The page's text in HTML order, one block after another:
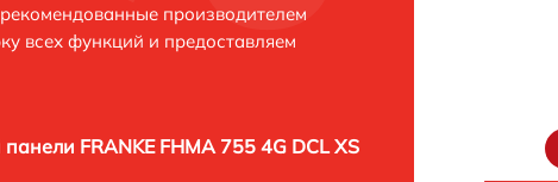
производителем
всех функций и предоставляем
FRANKE FHMA 755 4G DCL XS